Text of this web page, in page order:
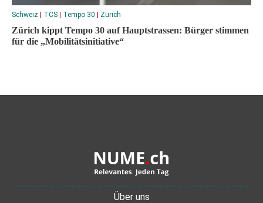
Schweiz | TCS | Tempo 30 | Zürich
Zürich kippt Tempo 30 auf Hauptstrassen: Bürger stimmen
für die „Mobilitätsinitiative“
Über uns